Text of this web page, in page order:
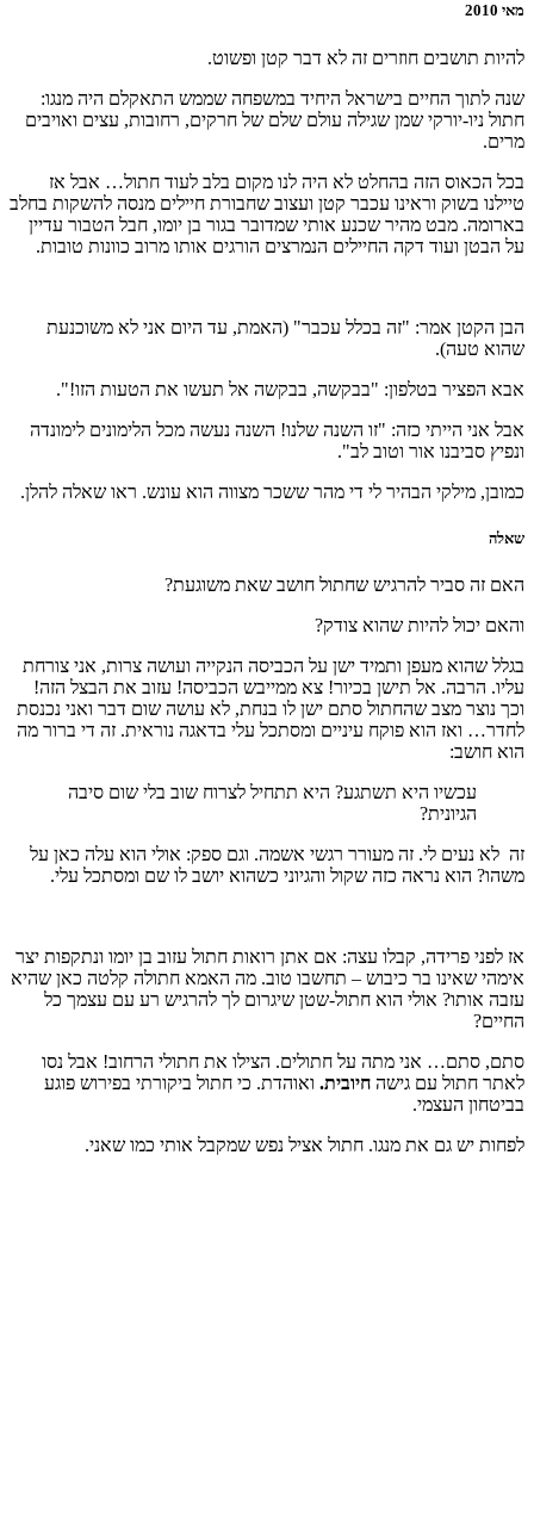
מאי 2010
להיות תושבים חוזרים זה לא דבר קטן ופשוט.
שנה לתוך החיים בישראל היחיד במשפחה שממש התאקלם היה מנגו:
חתול ניו-יורקי שמן שגילה עולם שלם של חרקים, רחובות, עצים ואויבים
מרים.
בכל הכאוס הזה בהחלט לא היה לנו מקום בלב לעוד חתול… אבל אז
טיילנו בשוק וראינו עכבר קטן ועצוב שחבורת חיילים מנסה להשקות בחלב
בארומה. מבט מהיר שכנע אותי שמדובר בגור בן יומו, חבל הטבור עדיין
על הבטן ועוד דקה החיילים הנמרצים הורגים אותו מרוב כוונות טובות.
הבן הקטן אמר: "זה בכלל עכבר" (האמת, עד היום אני לא משוכנעת
שהוא טעה).
אבא הפציר בטלפון: "בבקשה, בבקשה אל תעשו את הטעות הזו!".
אבל אני הייתי כזה: "זו השנה שלנו! השנה נעשה מכל הלימונים לימונדה
ונפיץ סביבנו אור וטוב לב".
כמובן, מילקי הבהיר לי די מהר ששכר מצווה הוא עונש. ראו שאלה להלן.
שאלה
האם זה סביר להרגיש שחתול חושב שאת משוגעת?
והאם יכול להיות שהוא צודק?
בגלל שהוא מעפן ותמיד ישן על הכביסה הנקייה ועושה צרות, אני צורחת
עליו. הרבה. אל תישן בכיור! צא ממייבש הכביסה! עזוב את הבצל הזה!
וכך נוצר מצב שהחתול סתם ישן לו בנחת, לא עושה שום דבר ואני נכנסת
לחדר… ואז הוא פוקח עיניים ומסתכל עלי בדאגה נוראית. זה די ברור מה
הוא חושב:
עכשיו היא תשתגע? היא תתחיל לצרוח שוב בלי שום סיבה
הגיונית?
זה לא נעים לי. זה מעורר רגשי אשמה. וגם ספק: אולי הוא עלה כאן על
משהו? הוא נראה כזה שקול והגיוני כשהוא יושב לו שם ומסתכל עלי.
אז לפני פרידה, קבלו עצה: אם אתן רואות חתול עזוב בן יומו ונתקפות יצר
אימהי שאינו בר כיבוש – תחשבו טוב. מה האמא חתולה קלטה כאן שהיא
עזבה אותו? אולי הוא חתול-שטן שיגרום לך להרגיש רע עם עצמך כל
החיים?
סתם, סתם… אני מתה על חתולים. הצילו את חתולי הרחוב! אבל נסו
לאתר חתול עם גישה חיובית. ואוהדת. כי חתול ביקורתי בפירוש פוגע
בביטחון העצמי.
לפחות יש גם את מנגו. חתול אציל נפש שמקבל אותי כמו שאני.